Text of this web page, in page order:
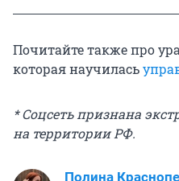
Почитайте также про
которая научилась
* Соцсеть признана
на территории РФ.
Полина